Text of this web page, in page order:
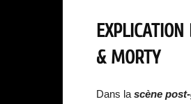
& MORTY
Dans la scène